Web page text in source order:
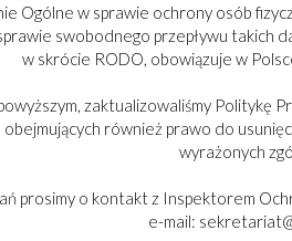
Ogólne w sprawie ochrony osób
swobodnego przepływu takich
w skrócie RODO, obowiązuje w
zaktualizowaliśmy Politykę
obejmujących również prawo do
wyrażonych
prosimy o kontakt z Inspektorem
e-mail: